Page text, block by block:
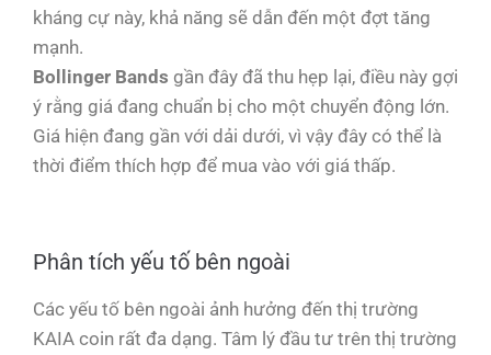
kháng cự này, khả năng sẽ dẫn đến một đợt tăng
mạnh.
Bollinger Bands gần đây đã thu hẹp lại, điều này gợi
ý rằng giá đang chuẩn bị cho một chuyển động lớn.
Giá hiện đang gần với dải dưới, vì vậy đây có thể là
thời điểm thích hợp để mua vào với giá thấp.
Phân tích yếu tố bên ngoài
Các yếu tố bên ngoài ảnh hưởng đến thị trường
KAIA coin rất đa dạng. Tâm lý đầu tư trên thị trường